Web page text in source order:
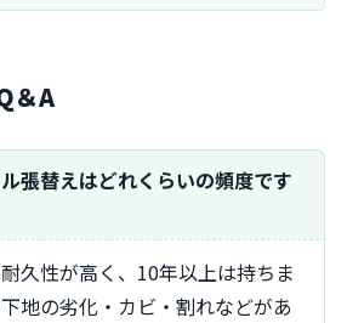
＆A
地の劣化・カビ・割れなどがあ